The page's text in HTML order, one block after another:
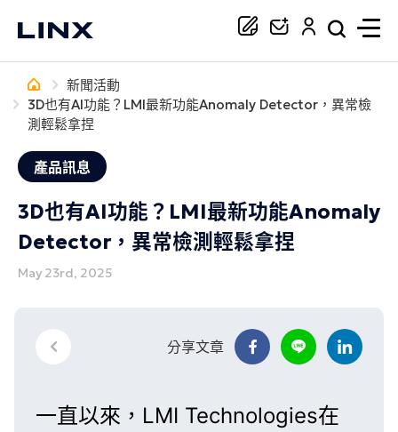
你正在尋找協助嗎？
新聞活動
3D也有AI功能？LMI最新功能Anomaly Detector，異常檢
測輕鬆拿捏
產品訊息
3D也有AI功能？LMI最新功能Anomaly
Detector，異常檢測輕鬆拿捏
May 23rd, 2025
分享文章
一直以來，LMI Technologies在